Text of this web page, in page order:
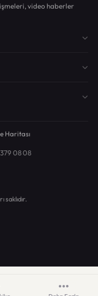
video haberler
Haritası
08 08